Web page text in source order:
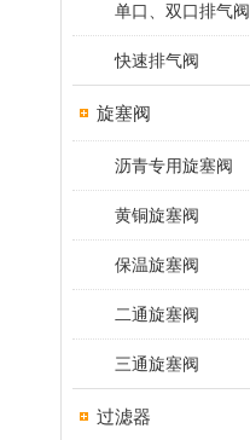
单口、双口排气阀
快速排气阀
旋塞阀
沥青专用旋塞阀
黄铜旋塞阀
保温旋塞阀
二通旋塞阀
三通旋塞阀
过滤器